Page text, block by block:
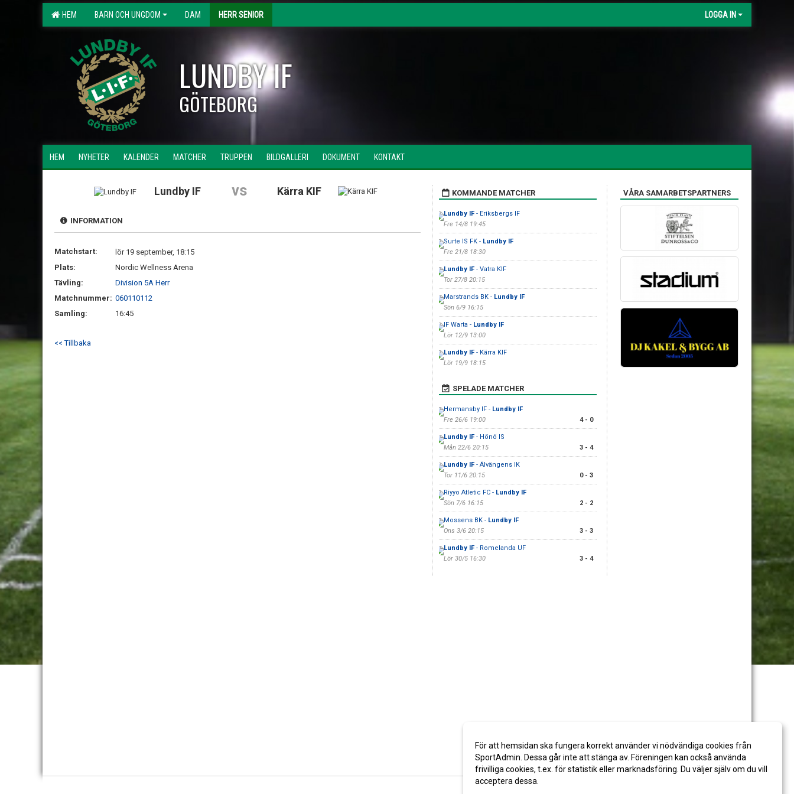
HEM BARN OCH UNGDOM DAM HERR SENIOR LOGGA IN
LUNDBY IF
GÖTEBORG
HEM NYHETER KALENDER MATCHER TRUPPEN BILDGALLERI DOKUMENT KONTAKT
Lundby IF vs Kärra KIF
INFORMATION
Matchstart:
lör 19 september, 18:15
Plats:
Nordic Wellness Arena
Tävling:
Division 5A Herr
Matchnummer: 060110112
Samling:
16:45
<< Tillbaka
KOMMANDE MATCHER
Lundby IF- Eriksbergs IF
Fre 14/8 19:45
Surte IS FK - Lundby IF
Fre 21/8 18:30
Lundby IF- Vatra KIF
Tor 27/8 20:15
Marstrands BK - Lundby IF
Sön 6/9 16:15
IF Warta - Lundby IF
Lör 12/9 13:00
Lundby IF- Kärra KIF
Lör 19/9 18:15
SPELADE MATCHER
Hermansby IF - Lundby IF
Fre 26/6 19:00
4 - 0
Lundby IF- Hönö IS
Mån 22/6 20:15
3 - 4
Lundby IF- Älvängens IK
Tor 11/6 20:15
0 - 3
Riyyo Atletic FC - Lundby IF
Sön 7/6 16:15
2 - 2
Mossens BK - Lundby IF
Ons 3/6 20:15
3 - 3
Lundby IF- Romelanda UF
Lör 30/5 16:30
3 - 4
VÅRA SAMARBETSPARTNERS
För att hemsidan ska fungera korrekt använder vi nödvändiga cookies från
SportAdmin. Dessa går inte att stänga av. Föreningen kan också använda
frivilliga cookies, t.ex. för statistik eller marknadsföring. Du väljer själv om du vill
acceptera dessa.